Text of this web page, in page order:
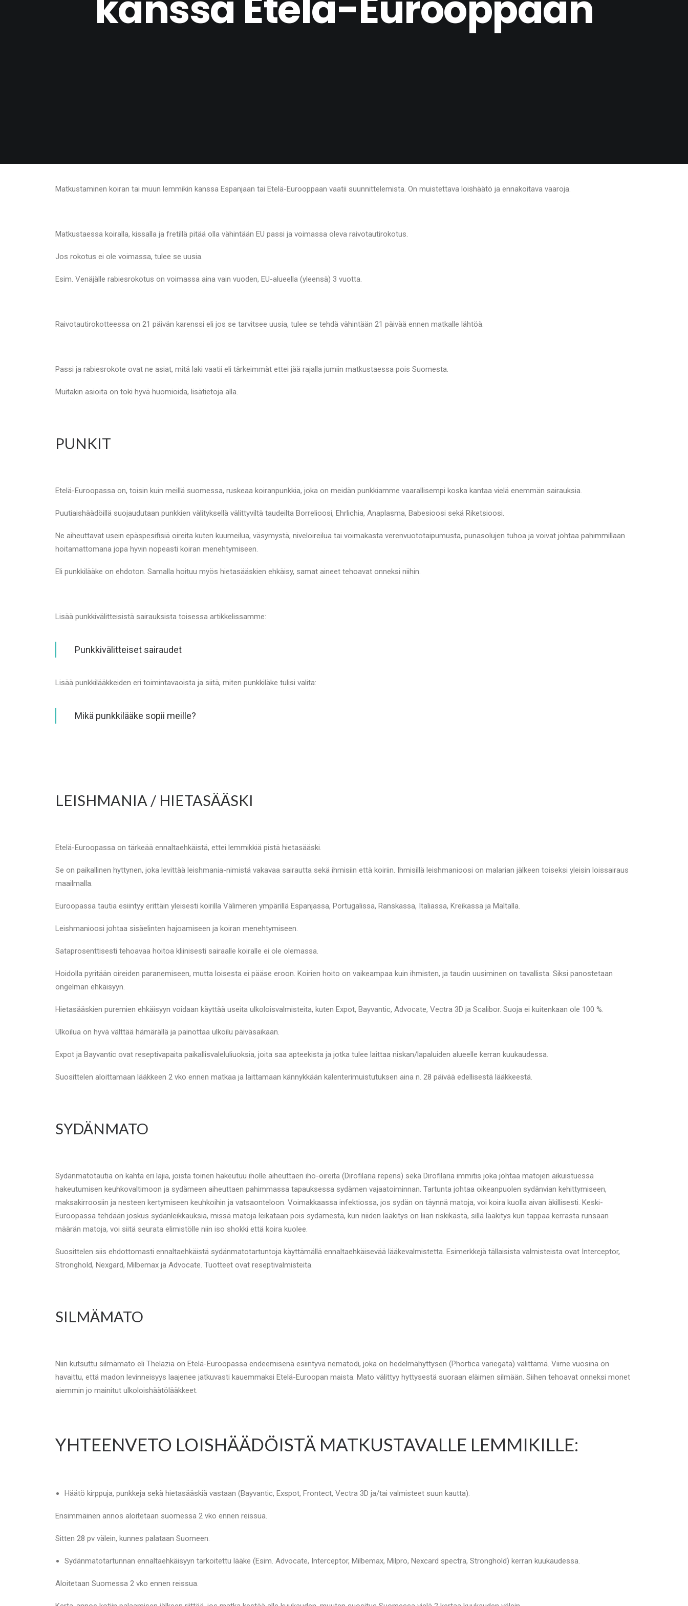
Matkustaminen koiran tai muun lemmikin kanssa Espanjaan tai Etelä-Eurooppaan vaatii suunnittelemista. On muistettava loishäätö ja ennakoitava vaaroja.
Matkustaessa koiralla, kissalla ja fretillä pitää olla vähintään EU passi ja voimassa oleva raivotautirokotus.
Jos rokotus ei ole voimassa, tulee se uusia.
Esim. Venäjälle rabiesrokotus on voimassa aina vain vuoden, EU-alueella (yleensä) 3 vuotta.
Raivotautirokotteessa on 21 päivän karenssi eli jos se tarvitsee uusia, tulee se tehdä vähintään 21 päivää ennen matkalle lähtöä.
Passi ja rabiesrokote ovat ne asiat, mitä laki vaatii eli tärkeimmät ettei jää rajalla jumiin matkustaessa pois Suomesta.
Muitakin asioita on toki hyvä huomioida, lisätietoja alla.
PUNKIT
Etelä-Euroopassa on, toisin kuin meillä suomessa, ruskeaa koiranpunkkia, joka on meidän punkkiamme vaarallisempi koska kantaa vielä enemmän sairauksia.
Puutiaishäädöillä suojaudutaan punkkien välityksellä välittyviltä taudeilta Borrelioosi, Ehrlichia, Anaplasma, Babesioosi sekä Riketsioosi.
Ne aiheuttavat usein epäspesifisiä oireita kuten kuumeilua, väsymystä, niveloireilua tai voimakasta verenvuototaipumusta, punasolujen tuhoa ja voivat johtaa pahimmillaan
hoitamattomana jopa hyvin nopeasti koiran menehtymiseen.
Eli punkkilääke on ehdoton. Samalla hoituu myös hietasääskien ehkäisy, samat aineet tehoavat onneksi niihin.
Lisää punkkivälitteisistä sairauksista toisessa artikkelissamme:
Punkkivälitteiset sairaudet
Lisää punkkilääkkeiden eri toimintavaoista ja siitä, miten punkkiläke tulisi valita:
Mikä punkkilääke sopii meille?
LEISHMANIA / HIETASÄÄSKI
Etelä-Euroopassa on tärkeää ennaltaehkäistä, ettei lemmikkiä pistä hietasääski.
Se on paikallinen hyttynen, joka levittää leishmania-nimistä vakavaa sairautta sekä ihmisiin että koiriin. Ihmisillä leishmanioosi on malarian jälkeen toiseksi yleisin loissairaus
maailmalla.
Euroopassa tautia esiintyy erittäin yleisesti koirilla Välimeren ympärillä Espanjassa, Portugalissa, Ranskassa, Italiassa, Kreikassa ja Maltalla.
Leishmanioosi johtaa sisäelinten hajoamiseen ja koiran menehtymiseen.
Sataprosenttisesti tehoavaa hoitoa kliinisesti sairaalle koiralle ei ole olemassa.
Hoidolla pyritään oireiden paranemiseen, mutta loisesta ei pääse eroon. Koirien hoito on vaikeampaa kuin ihmisten, ja taudin uusiminen on tavallista. Siksi panostetaan
ongelman ehkäisyyn.
Hietasääskien puremien ehkäisyyn voidaan käyttää useita ulkoloisvalmisteita, kuten Expot, Bayvantic, Advocate, Vectra 3D ja Scalibor. Suoja ei kuitenkaan ole 100 %.
Ulkoilua on hyvä välttää hämärällä ja painottaa ulkoilu päiväsaikaan.
Expot ja Bayvantic ovat reseptivapaita paikallisvaleluliuoksia, joita saa apteekista ja jotka tulee laittaa niskan/lapaluiden alueelle kerran kuukaudessa.
Suosittelen aloittamaan lääkkeen 2 vko ennen matkaa ja laittamaan kännykkään kalenterimuistutuksen aina n. 28 päivää edellisestä lääkkeestä.
SYDÄNMATO
Sydänmatotautia on kahta eri lajia, joista toinen hakeutuu iholle aiheuttaen iho-oireita (Dirofilaria repens) sekä Dirofilaria immitis joka johtaa matojen aikuistuessa
hakeutumisen keuhkovaltimoon ja sydämeen aiheuttaen pahimmassa tapauksessa sydämen vajaatoiminnan. Tartunta johtaa oikeanpuolen sydänvian kehittymiseen,
maksakirroosiin ja nesteen kertymiseen keuhkoihin ja vatsaonteloon. Voimakkaassa infektiossa, jos sydän on täynnä matoja, voi koira kuolla aivan äkillisesti. Keski-
Euroopassa tehdään joskus sydänleikkauksia, missä matoja leikataan pois sydämestä, kun niiden lääkitys on liian riskikästä, sillä lääkitys kun tappaa kerrasta runsaan
määrän matoja, voi siitä seurata elimistölle niin iso shokki että koira kuolee.
Suosittelen siis ehdottomasti ennaltaehkäistä sydänmatotartuntoja käyttämällä ennaltaehkäisevää lääkevalmistetta. Esimerkkejä tällaisista valmisteista ovat Interceptor,
Stronghold, Nexgard, Milbemax ja Advocate. Tuotteet ovat reseptivalmisteita.
SILMÄMATO
Niin kutsuttu silmämato eli Thelazia on Etelä-Euroopassa endeemisenä esiintyvä nematodi, joka on hedelmähyttysen (Phortica variegata) välittämä. Viime vuosina on
havaittu, että madon levinneisyys laajenee jatkuvasti kauemmaksi Etelä-Euroopan maista. Mato välittyy hyttysestä suoraan eläimen silmään. Siihen tehoavat onneksi monet
aiemmin jo mainitut ulkoloishäätölääkkeet.
YHTEENVETO LOISHÄÄDÖISTÄ MATKUSTAVALLE LEMMIKILLE:
Häätö kirppuja, punkkeja sekä hietasääskiä vastaan (Bayvantic, Exspot, Frontect, Vectra 3D ja/tai valmisteet suun kautta).
Ensimmäinen annos aloitetaan suomessa 2 vko ennen reissua.
Sitten 28 pv välein, kunnes palataan Suomeen.
Sydänmatotartunnan ennaltaehkäisyyn tarkoitettu lääke (Esim. Advocate, Interceptor, Milbemax, Milpro, Nexcard spectra, Stronghold) kerran kuukaudessa.
Aloitetaan Suomessa 2 vko ennen reissua.